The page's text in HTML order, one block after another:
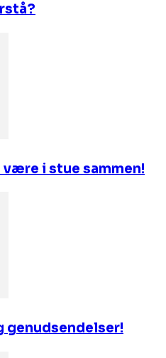
i stue sammen!
genudsendelser!